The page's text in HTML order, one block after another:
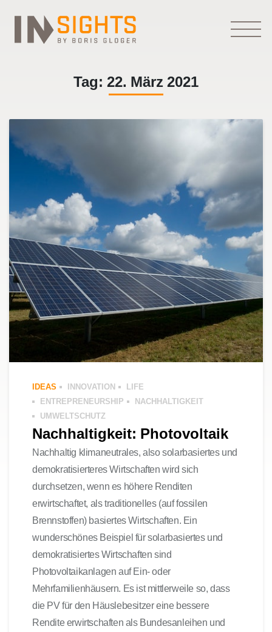
Tag: 22. März 2021
IDEAS INNOVATION
LIFE
ENTREPRENEURSHIP
NACHHALTIGKEIT
UMWELTSCHUTZ
Nachhaltigkeit: Photovoltaik
Nachhaltig klimaneutrales, also solarbasiertes und
demokratisierteres Wirtschaften wird sich
durchsetzen, wenn es höhere Renditen
erwirtschaftet, als traditionelles (auf fossilen
Brennstoffen) basiertes Wirtschaften. Ein
wunderschönes Beispiel für solarbasiertes und
demokratisiertes Wirtschaften sind
Photovoltaikanlagen auf Ein- oder
Mehrfamilienhäusern. Es ist mittlerweile so, dass
die PV für den Häuslebesitzer eine bessere
Rendite erwirtschaften als Bundesanleihen und